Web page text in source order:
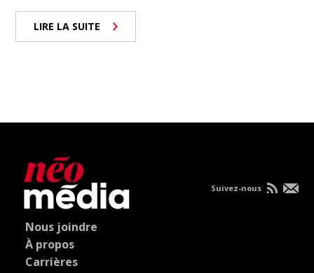
LIRE LA SUITE
Nous joindre
À propos
Carrières
Suivez-nous